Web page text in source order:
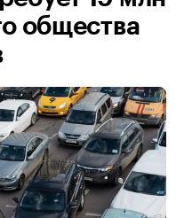
общества